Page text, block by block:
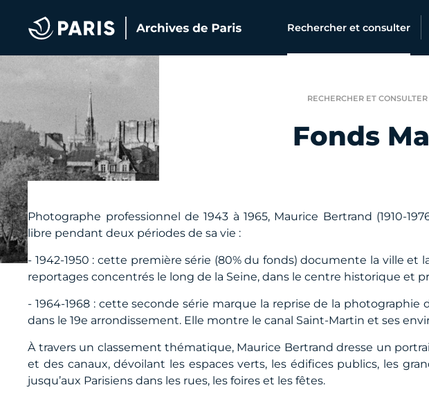
Rechercher et consulter
RECHERCHER ET CONSULTER
Fonds
Photographe professionnel de 1943 à 1965, Maurice Bertrand (1910-
libre pendant deux périodes de sa vie :
- 1942-1950 : cette première série (80% du fonds) documente la ville et
reportages concentrés le long de la Seine, dans le centre historique et
- 1964-1968 : cette seconde série marque la reprise de la photographie
dans le 19e arrondissement. Elle montre le canal Saint-Martin et ses
À travers un classement thématique, Maurice Bertrand dresse un
et des canaux, dévoilant les espaces verts, les édifices publics, les
jusqu’aux Parisiens dans les rues, les foires et les fêtes.